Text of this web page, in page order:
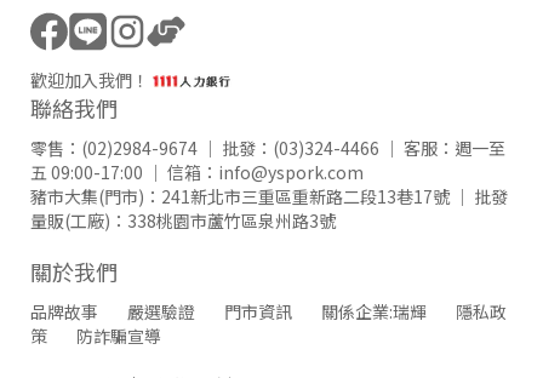
歡迎加入我們！
聯絡我們
零售： (02)2984-9674 ｜ 批發： (03)324-4466 ｜ 客服：週一至
五 09:00-17:00 ｜ 信箱： info@yspork.com
豬市大集(門市)： 241新北市三重區重新路二段13巷17號｜ 批發
量販(工廠)： 338桃園市蘆竹區泉州路3號
關於我們
品牌故事 嚴選驗證 門市資訊 關係企業:瑞輝
隱私政
策
防詐騙宣導